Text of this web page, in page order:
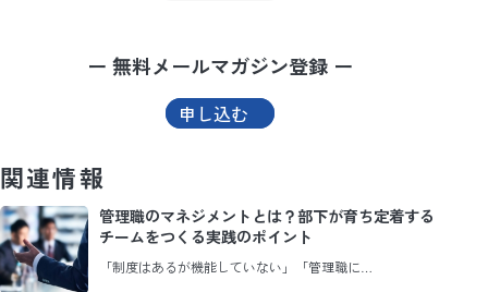
ー 無料メールマガジン登録 ー
申し込む
関連情報
管理職のマネジメントとは？部下が育ち定着する
チームをつくる実践のポイント
「制度はあるが機能していない」「管理職に…